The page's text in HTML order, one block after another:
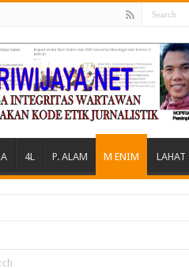
4L P. ALAM M ENIM LAHAT